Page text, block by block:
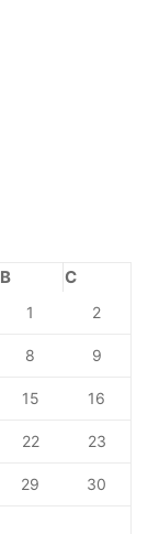
B C
1 2
8 9
15 16
22 23
29 30